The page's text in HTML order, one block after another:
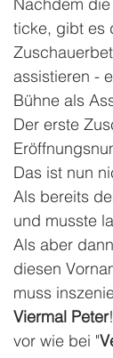
ticke, gibt es
assistieren -
Bühne als
Der erste
Das ist nun
Als bereits
und musste
Als aber
diesen
muss
Viermal Peter
vor wie bei "